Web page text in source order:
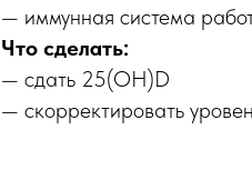
— иммунная система
Что сделать:
— сдать 25(OH)D
— скорректировать